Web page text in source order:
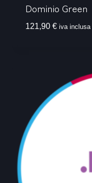
Dominio Green
121,90 € iva inclusa